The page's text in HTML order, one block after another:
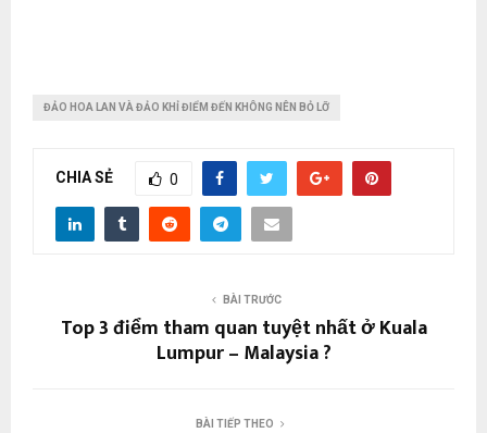
ĐẢO HOA LAN VÀ ĐẢO KHỈ ĐIỂM ĐẾN KHÔNG NÊN BỎ LỠ
CHIA SẺ 0
BÀI TRƯỚC
Top 3 điểm tham quan tuyệt nhất ở Kuala
Lumpur – Malaysia ?
BÀI TIẾP THEO